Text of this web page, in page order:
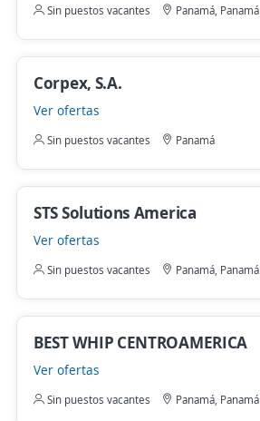
Sin puestos vacantes Panamá, Panamá
Corpex, S.A.
Ver ofertas
Sin puestos vacantes Panamá
STS Solutions America
Ver ofertas
Sin puestos vacantes Panamá, Panamá
BEST WHIP CENTROAMERICA
Ver ofertas
Sin puestos vacantes Panamá, Panamá